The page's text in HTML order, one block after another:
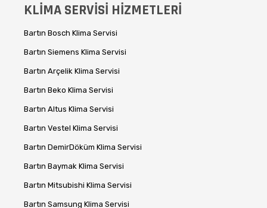
KLİMA SERVİSİ HİZMETLERİ
Bartın Bosch Klima Servisi
Bartın Siemens Klima Servisi
Bartın Arçelik Klima Servisi
Bartın Beko Klima Servisi
Bartın Altus Klima Servisi
Bartın Vestel Klima Servisi
Bartın DemirDöküm Klima Servisi
Bartın Baymak Klima Servisi
Bartın Mitsubishi Klima Servisi
Bartın Samsung Klima Servisi